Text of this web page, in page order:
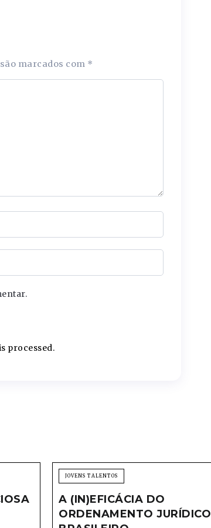
marcados com *
processed.
JOVENS TALENTOS
A (IN)EFICÁCIA DO
ORDENAMENTO JURÍDICO